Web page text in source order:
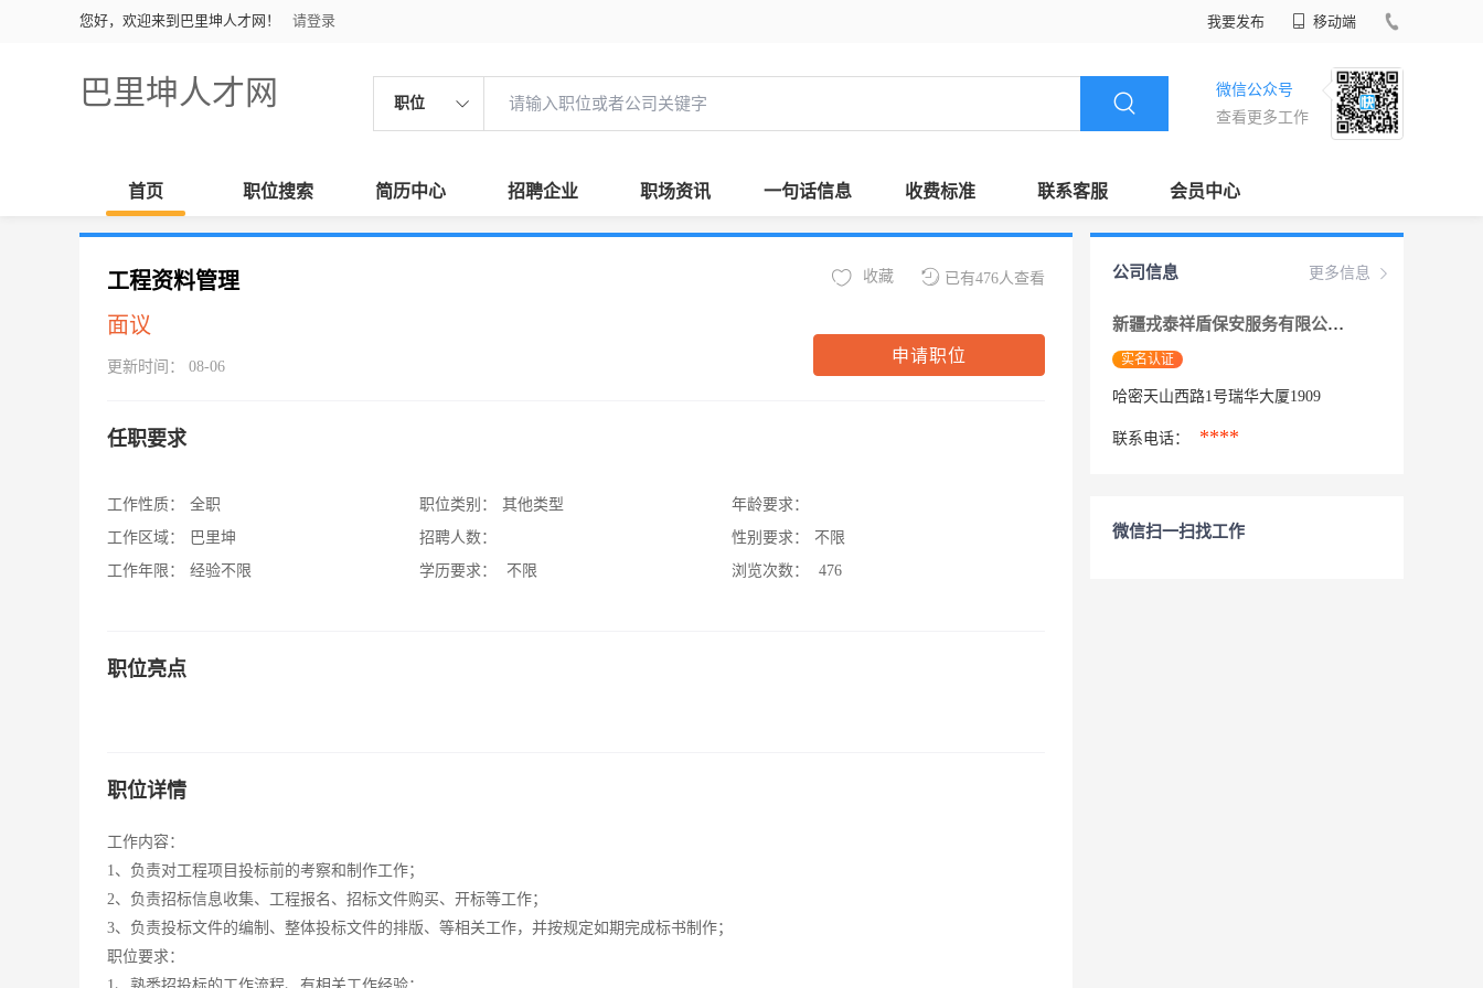
您好，欢迎来到巴里坤人才网！ 请登录 我要发布 移动端
巴里坤人才网 职位
微信公众号
查看更多工作
首页 职位搜索 简历中心 招聘企业 职场资讯 一句话信息 收费标准 联系客服 会员中心
工程资料管理
面议
更新时间： 08-06
已有476人查看
收藏
申请职位
任职要求
工作性质：
全职
工作区域：
巴里坤
工作年限：
经验不限
职位类别：
其他类型
招聘人数：
学历要求：
不限
年龄要求：
性别要求：
不限
浏览次数：
476
职位亮点
职位详情
工作内容：
1、负责对工程项目投标前的考察和制作工作；
2、负责招标信息收集、工程报名、招标文件购买、开标等工作；
3、负责投标文件的编制、整体投标文件的排版、等相关工作，并按规定如期完成标书制作；
职位要求：
更多信息
公司信息
新疆戎泰祥盾保安服务有限公司哈密分公司
实名认证
哈密天山西路1号瑞华大厦1909
联系电话： ****
微信扫一扫找工作